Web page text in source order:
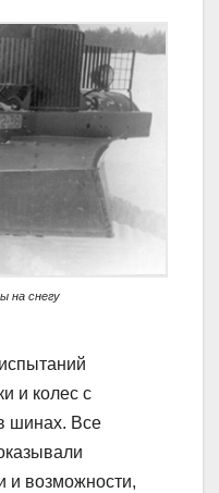
на снегу
и колес с
шинах. Все
и возможности,